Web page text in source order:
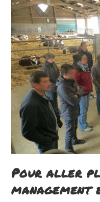
Skip
content
Pour aller